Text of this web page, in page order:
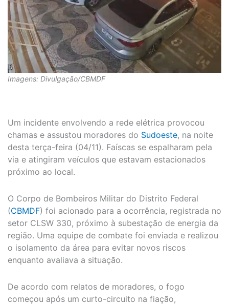
Imagens: Divulgação/CBMDF
Um incidente envolvendo a rede elétrica provocou
chamas e assustou moradores do Sudoeste, na noite
desta terça-feira (04/11). Faíscas se espalharam pela
via e atingiram veículos que estavam estacionados
próximo ao local.
O Corpo de Bombeiros Militar do Distrito Federal
(CBMDF) foi acionado para a ocorrência, registrada no
setor CLSW 330, próximo à subestação de energia da
região. Uma equipe de combate foi enviada e realizou
o isolamento da área para evitar novos riscos
enquanto avaliava a situação.
De acordo com relatos de moradores, o fogo
começou após um curto-circuito na fiação,